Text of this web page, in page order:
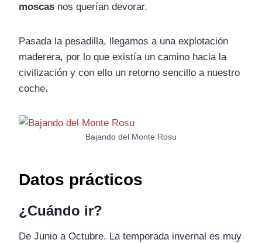
moscas nos querían devorar.
Pasada la pesadilla, llegamos a una explotación
maderera, por lo que existía un camino hacia la
civilización y con ello un retorno sencillo a nuestro
coche.
Bajando del Monte Rosu
Datos prácticos
¿Cuándo ir?
De Junio a Octubre. La temporada invernal es muy